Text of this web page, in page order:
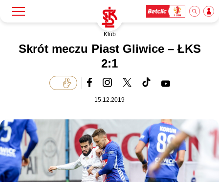
Klub
Akademia
Biznes
Klub
Skrót meczu Piast Gliwice – ŁKS
2:1
15.12.2019